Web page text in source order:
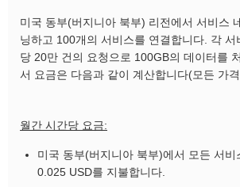
미국 동부(버지니아 북부) 리전에서 서비스
닝하고 100개의 서비스를 연결합니다. 각
당 20만 건의 요청으로 100GB의 데이터를
서 요금은 다음과 같이 계산합니다(모든 가
월간 시간당 요금:
미국 동부(버지니아 북부)에서 모든 서비
0.025 USD를 지불합니다.